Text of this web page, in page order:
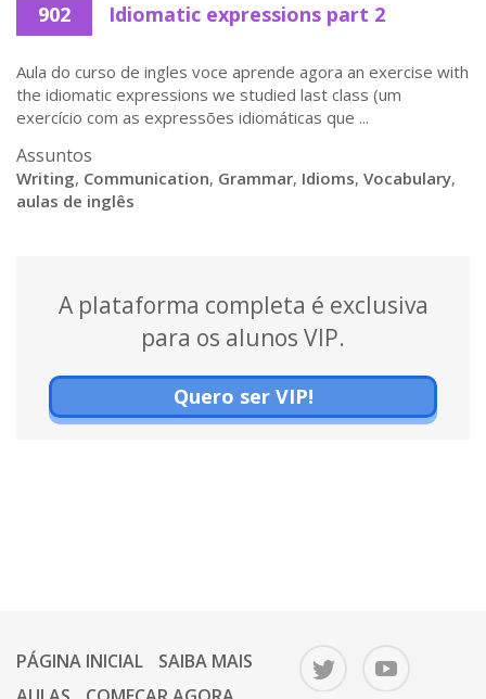
902 Idiomatic expressions part 2
Aula do curso de ingles voce aprende agora an exercise with
the idiomatic expressions we studied last class (um
exercício com as expressões idiomáticas que ...
Assuntos
Writing, Communication, Grammar, Idioms, Vocabulary,
aulas de inglês
A plataforma completa é exclusiva
para os alunos VIP.
Quero ser VIP!
PÁGINA INICIAL
SAIBA MAIS